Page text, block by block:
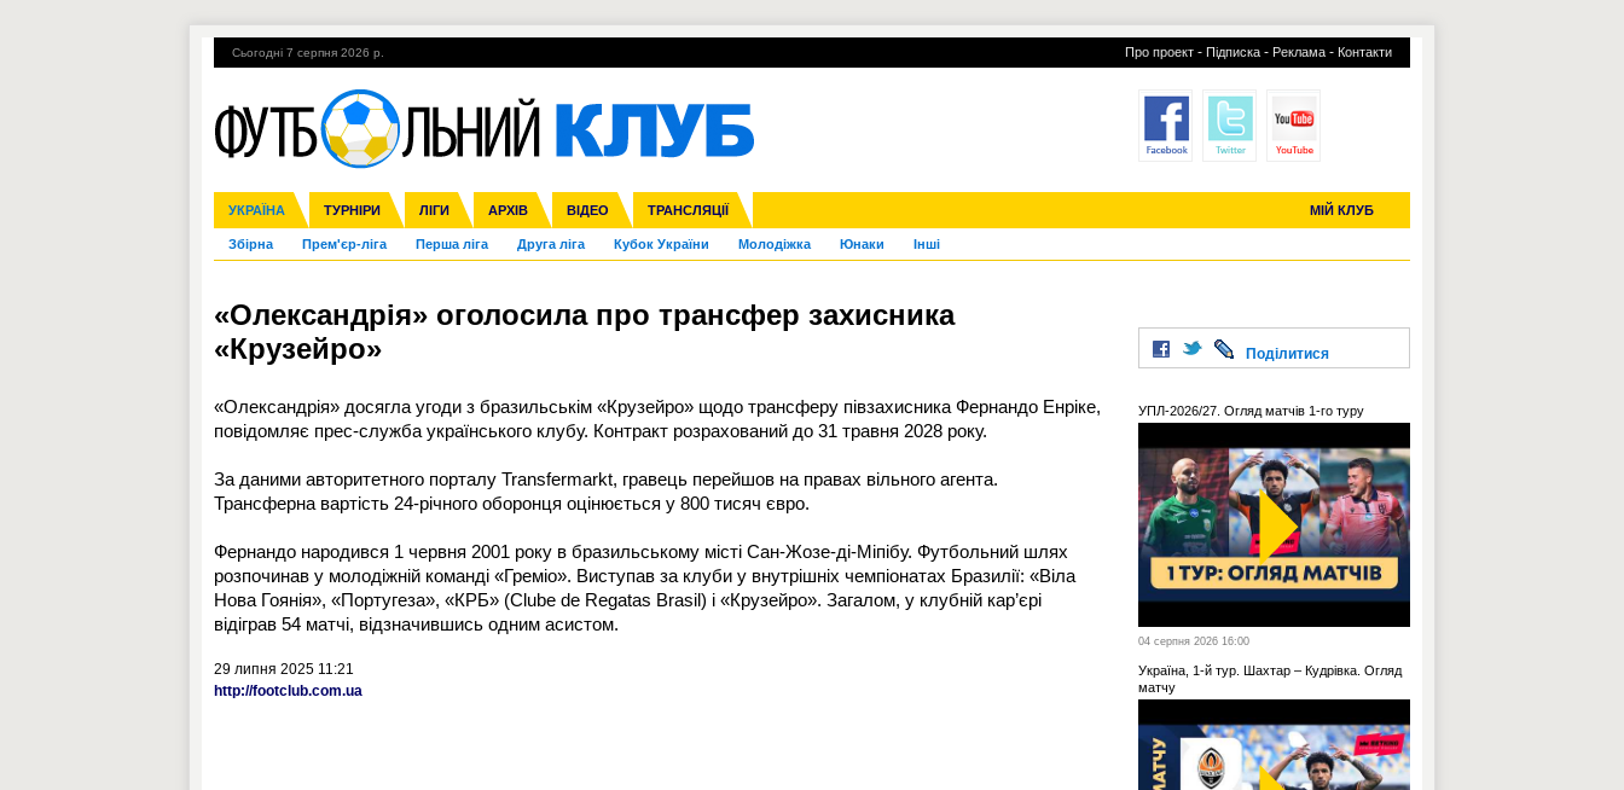
Сьогодні 7 серпня 2026 р. Про проект - Підписка - Реклама - Контакти
УКРАЇНА ТУРНІРИ ЛІГИ АРХІВ ВІДЕО ТРАНСЛЯЦІЇ МІЙ КЛУБ
Збірна Прем'єр-ліга Перша ліга Друга ліга Кубок України Молодіжка Юнаки Інші
Ліга чемпіонів Ліга Європи Міжнародні Ліга націй Ліга конференцій
Англія Іспанія Італія Німеччина Франція Інші
ЧС-2014 ЄВРО-2016 Росія Кубок конфедерацій ЧЄ-2015 (U-21)
Гарячі теми УПЛ, 1-й тур ВІЙНА УПЛ-ПЕРЕХОДИ УСІ ТРАНСФЕРИ
«Олександрія» оголосила про трансфер захисника
«Крузейро»
«Олександрія» досягла угоди з бразильськім «Крузейро» щодо трансферу півзахисника Фернандо Енріке,
повідомляє прес-служба українського клубу. Контракт розрахований до 31 травня 2028 року.
За даними авторитетного порталу Transfermarkt, гравець перейшов на правах вільного агента.
Трансферна вартість 24-річного оборонця оцінюється у 800 тисяч євро.
Фернандо народився 1 червня 2001 року в бразильському місті Сан-Жозе-ді-Міпібу. Футбольний шлях
розпочинав у молодіжній команді «Греміо». Виступав за клуби у внутрішніх чемпіонатах Бразилії: «Віла
Нова Гоянія», «Португеза», «КРБ» (Clube de Regatas Brasil) і «Крузейро». Загалом, у клубній кар’єрі
відіграв 54 матчі, відзначившись одним асистом.
29 липня 2025 11:21
http://footclub.com.ua
Поділитися
УПЛ-2026/27. Огляд матчів 1-го туру
04 серпня 2026 16:00
Україна, 1-й тур. Шахтар – Кудрівка. Огляд
матчу